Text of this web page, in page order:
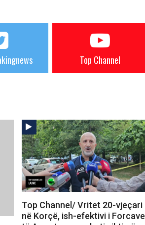
Top Channel
Top Channel/ Vritet 20-vjeçari
në Korçë, ish-efektivi i Forcave